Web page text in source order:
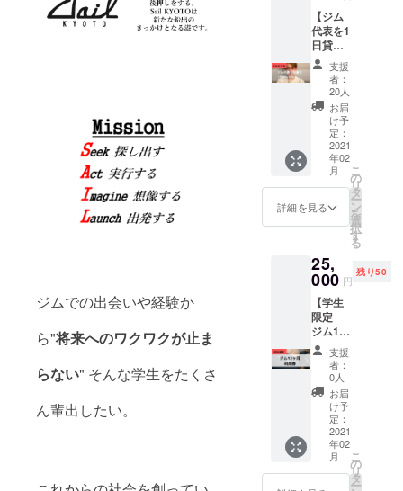
ジムでの出会いや経験か
ら"将来へのワクワクが止ま
らない" そんな学生をたくさ
ん輩出したい。
幹部・
酒井と
ランチ
券】 ▼
内容 ✔︎
ジム幹
部・酒
井とラ
ンチに
行きま
しょ
う！ 世
間話
や、ご
相談、
なんで
す。 長
年、京
都に在
住して
いる酒
井寛太
朗が、
センス
抜群な
お店を
チョイ
ス致し
ます。
▼詳細
・京都
大学近
郊の美
【例：
L、加藤
恵多】
★商品
の返品/
交換は
致しか
ねま
す。 ★
政治的
な物や
公序良
等はお
断りさ
があり
ます。
ファン
ディン
グ終了
後、登
録して
いただ
いてい
るメー
ルアド
レスに
連絡さ
せてい
ただき
・備考
欄へお
フリガ
ナフル
ネー
ム）の
記入を
お願い
しま
す。
す！！
・有効
期限
2021年
12月31
日まで
に利用
スター
に掲載
▼詳細
・公式
HPが完
成次
第、
ホーム
ページ
URL、
お礼
メッ
セージ
ととも
に、ご
す！ ▼
注意 ・
に掲示
するお
名前を
記入く
ださ
い。 ・
企業名
やSNS
アカウ
ント名
の掲載
も可能
です。
【ジム
代表を1
日貸し
出
し！】
▼内容
✔︎最高
にアツ
い男、
代表・
加藤恵
多を
15,000
円/日で
貸し出
経歴 ✔︎
京都大
学医学
部人間
健康科
学科3回
生←愛
知県立
明和高
校 ✔︎現
役体育
会ラグ
ビー
部
✔︎『筋
トレ初
支援
者：
20人
お届
け予
定：
2021
年02
月
詳細を見る
こ
の
リ
タ
ー
ン
を
選
択
す
る
25,
000 円
残り50
【学生
限定
ジム12
月利用
券】 ▼
内容 ✔︎
学生限
定の利
用券で
ジムを
お得に
利用す
ること
支援
者：
0人
お届
け予
定：
2021
年02
月
こ
の
リ
タ
ー